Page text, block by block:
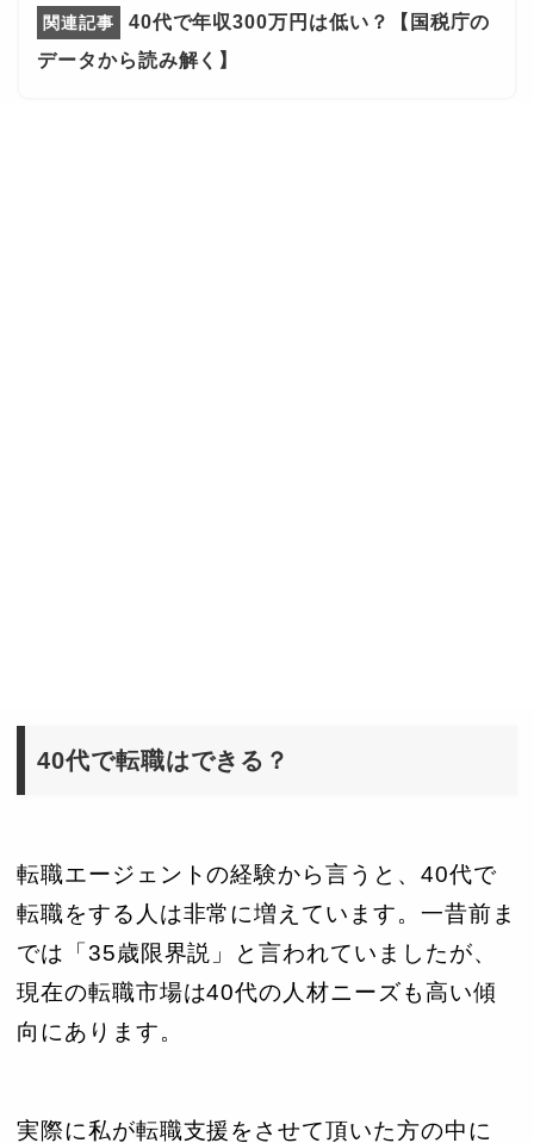
40代で年収300万円は低い？【国税庁の
データから読み解く】
40代で転職はできる？
転職エージェントの経験から言うと、40代で
転職をする人は非常に増えています。一昔前ま
では「35歳限界説」と言われていましたが、
現在の転職市場は40代の人材ニーズも高い傾
向にあります。
実際に私が転職支援をさせて頂いた方の中に